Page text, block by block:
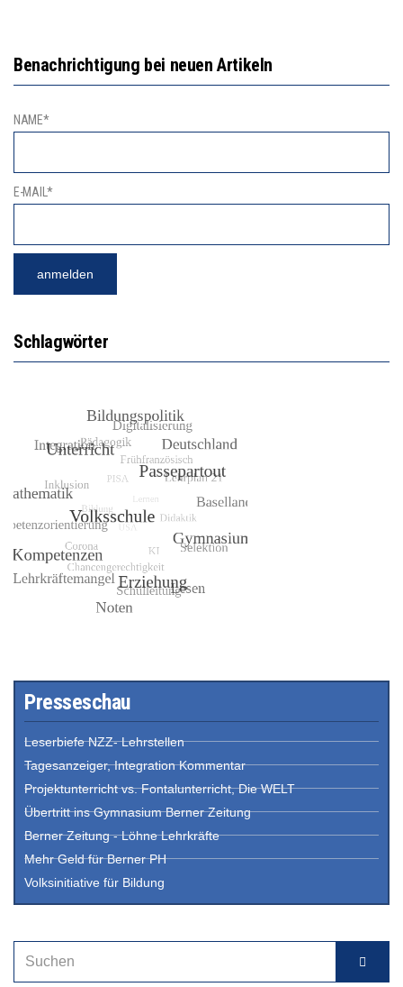
Benachrichtigung bei neuen Artikeln
NAME*
E-MAIL*
Schlagwörter
Presseschau
Leserbiefe NZZ- Lehrstellen
Tagesanzeiger, Integration Kommentar
Projektunterricht vs. Fontalunterricht, Die WELT
Übertritt ins Gymnasium Berner Zeitung
Berner Zeitung - Löhne Lehrkräfte
Mehr Geld für Berner PH
Volksinitiative für Bildung